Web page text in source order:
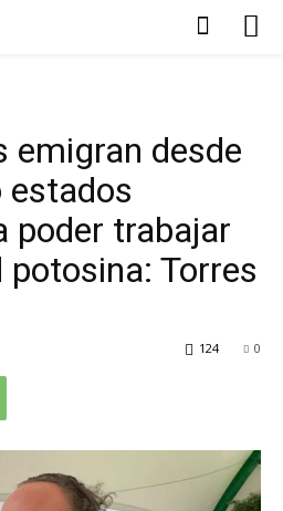
emigran desde
estados
poder trabajar
potosina: Torres
0
124